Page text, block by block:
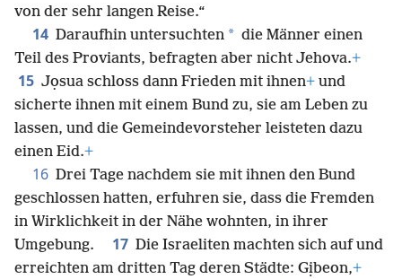
von der sehr langen Reise.“
14 Daraufhin untersuchten * die Männer einen
Teil des Proviants, befragten aber nicht Jehova.+
15 Jọsua schloss dann Frieden mit ihnen+ und
sicherte ihnen mit einem Bund zu, sie am Leben zu
lassen, und die Gemeindevorsteher leisteten dazu
einen Eid.+
16 Drei Tage nachdem sie mit ihnen den Bund
geschlossen hatten, erfuhren sie, dass die Fremden
in Wirklichkeit in der Nähe wohnten, in ihrer
Umgebung.
17 Die Israeliten machten sich auf und
erreichten am dritten Tag deren Städte: Gịbeon,+